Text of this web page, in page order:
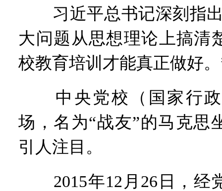
习近平总书记深刻指出
大问题从思想理论上搞清
校教育培训才能真正做好
中央党校（国家行政
场，名为“战友”的马克思
引人注目。
2015年12月26日，经